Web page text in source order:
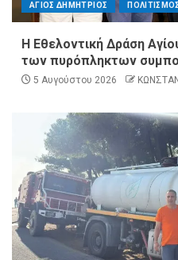
ΑΓΙΟΣ ΔΗΜΗΤΡΙΟΣ ΠΟΛΙΤΙΣΜΟΣ
Η Εθελοντική Δράση
των πυρόπληκτων
5 Αυγούστου 2026